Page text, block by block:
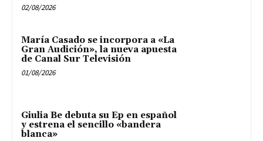
02/08/2026
María Casado se incorpora a «La
Gran Audición», la nueva apuesta
de Canal Sur Televisión
01/08/2026
Giulia Be debuta su Ep en español
y estrena el sencillo «bandera
blanca»